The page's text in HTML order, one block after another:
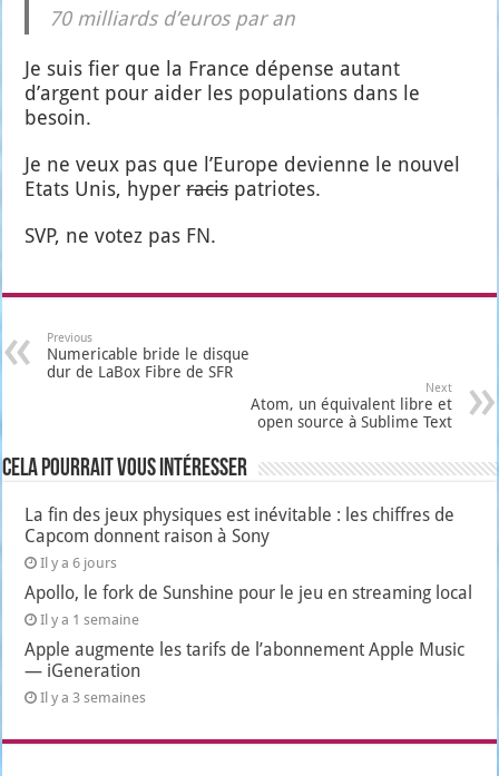
70 mil­liards d’euros par an
Je suis fier que la France dépense autant
d’argent pour aider les popu­la­tions dans le
besoin.
Je ne veux pas que l’Eu­rope devienne le nou­vel
Etats Unis, hyperracispatriotes.
SVP, ne votez pas FN.
Previous
Numericable bride le disque
dur de LaBox Fibre de SFR
Next
Atom, un équivalent libre et
open source à Sublime Text
Cela pourrait vous intéresser
La fin des jeux physiques est inévitable : les chiffres de
Capcom donnent raison à Sony
Il y a 6 jours
Apollo, le fork de Sunshine pour le jeu en streaming local
Il y a 1 semaine
Apple augmente les tarifs de l’abonnement Apple Music
— iGeneration
Il y a 3 semaines